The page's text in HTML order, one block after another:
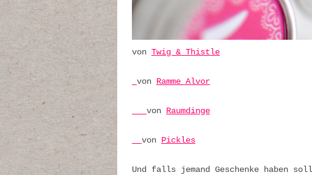
von Twig & Thistle
von Ramme Alvor
von Raumdinge
von Pickles
Und falls jemand Geschenke haben